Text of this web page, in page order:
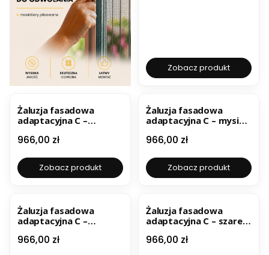
Zobacz produkt
Żaluzja fasadowa
adaptacyjna C –
Cena
966,00 zł
Zobacz produkt
Żaluzja fasadowa
adaptacyjna C – mysi
Cena
966,00 zł
Zobacz produkt
Żaluzja fasadowa
adaptacyjna C –
Cena
966,00 zł
Żaluzja fasadowa
adaptacyjna C – szare
Cena
966,00 zł